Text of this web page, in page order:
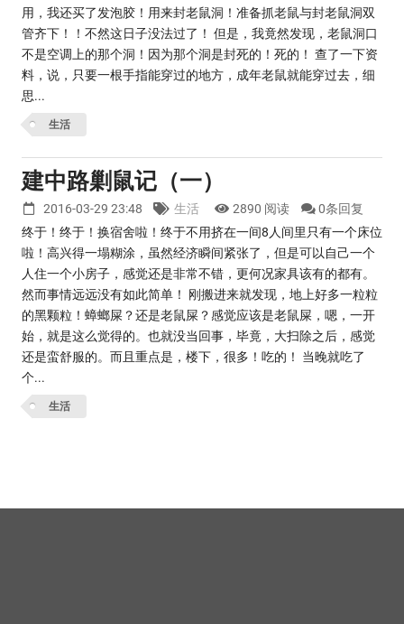
用，我还买了发泡胶！用来封老鼠洞！准备抓老鼠与封老鼠洞双
管齐下！！不然这日子没法过了！ 但是，我竟然发现，老鼠洞口
不是空调上的那个洞！因为那个洞是封死的！死的！ 查了一下资
料，说，只要一根手指能穿过的地方，成年老鼠就能穿过去，细
思...
生活
建中路剿鼠记（一）
2016-03-29 23:48 生活 2890 阅读
0条回复
终于！终于！换宿舍啦！终于不用挤在一间8人间里只有一个床位
啦！高兴得一塌糊涂，虽然经济瞬间紧张了，但是可以自己一个
人住一个小房子，感觉还是非常不错，更何况家具该有的都有。
然而事情远远没有如此简单！ 刚搬进来就发现，地上好多一粒粒
的黑颗粒！蟑螂屎？还是老鼠屎？感觉应该是老鼠屎，嗯，一开
始，就是这么觉得的。也就没当回事，毕竟，大扫除之后，感觉
还是蛮舒服的。而且重点是，楼下，很多！吃的！ 当晚就吃了
个...
生活